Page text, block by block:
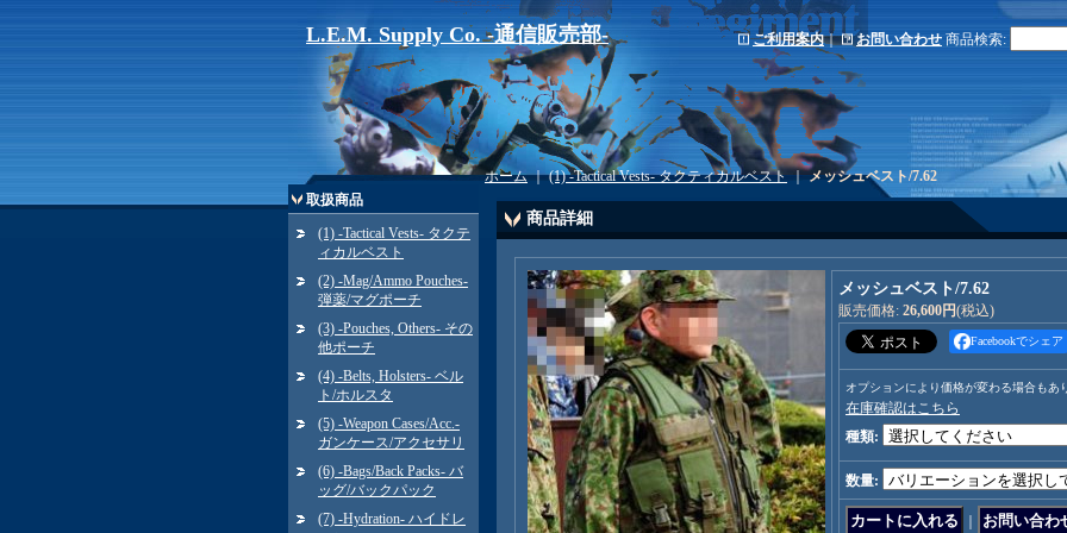
L.E.M. Supply Co. -通信販売部- ご利用案内｜ お問い合わせ 商品検索:
取扱商品
(1) -Tactical Vests- タクテ
ィカルベスト
(2) -Mag/Ammo Pouches-
弾薬/マグポーチ
(3) -Pouches, Others- その
他ポーチ
(4) -Belts, Holsters- ベル
ト/ホルスタ
(5) -Weapon Cases/Acc.-
ガンケース/アクセサリ
(6) -Bags/Back Packs- バ
ッグ/バックパック
(7) -Hydration- ハイドレ
ホーム｜(1) -Tactical Vests- タクティカルベスト｜メッシュベスト/7.62
商品詳細
メッシュベスト/7.62
販売価格: 26,600円(税込)
Facebookでシェア
オプションにより価格が変わる場合もあ
在庫確認はこちら
種類:
数量: